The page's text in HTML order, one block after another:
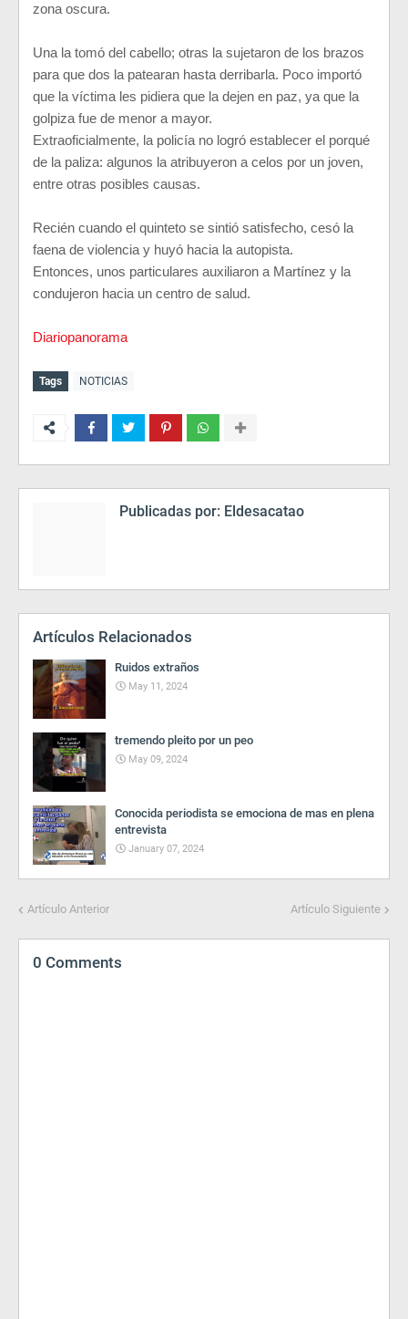
zona oscura.
Una la tomó del cabello; otras la sujetaron de los brazos
para que dos la patearan hasta derribarla. Poco importó
que la víctima les pidiera que la dejen en paz, ya que la
golpiza fue de menor a mayor.
Extraoficialmente, la policía no logró establecer el porqué
de la paliza: algunos la atribuyeron a celos por un joven,
entre otras posibles causas.
Recién cuando el quinteto se sintió satisfecho, cesó la
faena de violencia y huyó hacia la autopista.
Entonces, unos particulares auxiliaron a Martínez y la
condujeron hacia un centro de salud.
Diariopanorama
Tags NOTICIAS
Publicadas por: Eldesacatao
Artículos Relacionados
Ruidos extraños
May 11, 2024
tremendo pleito por un peo
May 09, 2024
Conocida periodista se emociona de mas en plena
entrevista
January 07, 2024
Artículo Anterior Artículo Siguiente
0 Comments